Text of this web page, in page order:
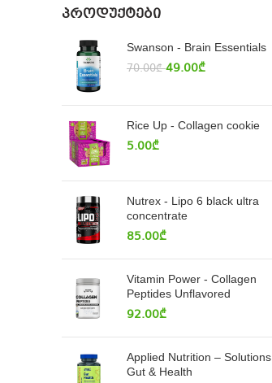
ᲞᲠᲝᲓᲣᲥᲢᲔᲑᲘ
Swanson - Brain Essentials
70.00₾ 49.00₾
Rice Up - Collagen cookie
5.00₾
Nutrex - Lipo 6 black ultra
concentrate
85.00₾
Vitamin Power - Collagen
Peptides Unflavored
92.00₾
Applied Nutrition – Solutions
Gut & Health